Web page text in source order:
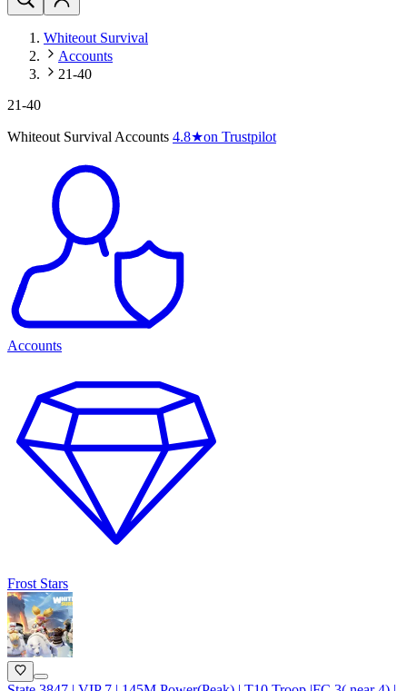
Whiteout Survival
Accounts
21-40
21-40
Whiteout Survival Accounts 4.8★on Trustpilot
Accounts
Frost Stars